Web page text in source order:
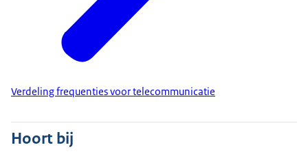
Verdeling frequenties voor telecommunicatie
Hoort bij